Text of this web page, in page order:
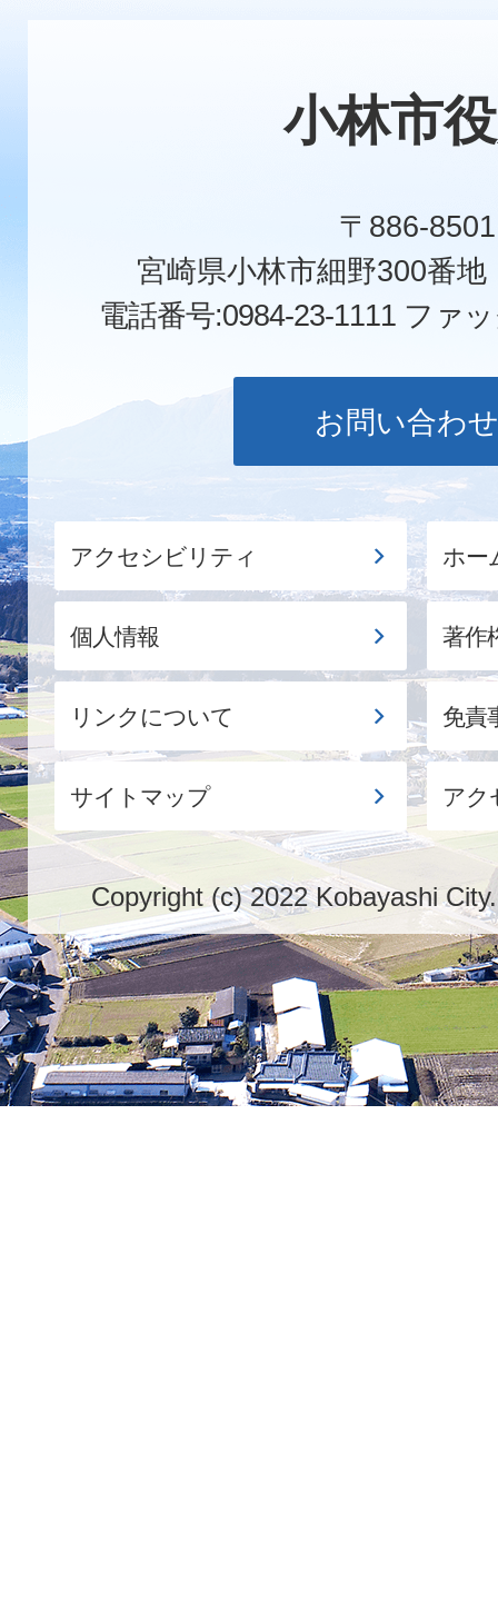
小林市
〒886-8501
宮崎県小林市細野300番
電話番号:0984-23-1111 ファ
お問い合わせ
アクセシビリティ ホー
個人情報 著作
リンクについて 免責
サイトマップ アク
Copyright (c) 2022 Kobayashi